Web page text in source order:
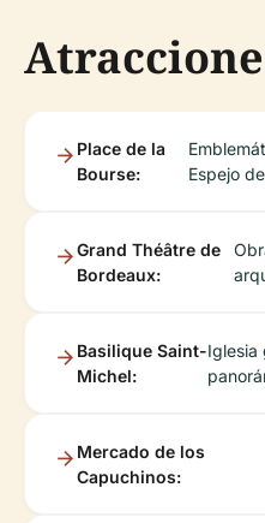
Place de la
Bourse:
Espejo
Grand Théâtre de
Bordeaux:
Basilique Saint-
Michel:
Iglesia
Mercado de los
Capuchinos: